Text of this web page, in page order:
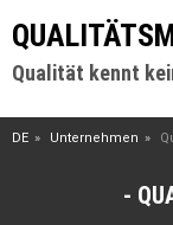
Qualität kennt
DE Unternehmen